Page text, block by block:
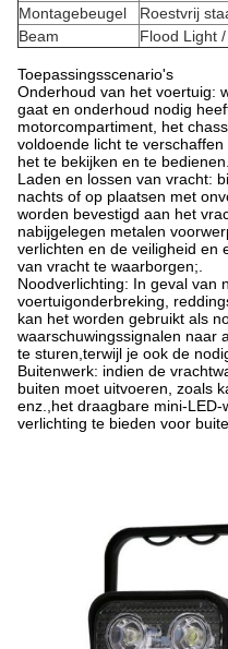
Montagebeugel
Roestvrij
Beam
Flood Light
Toepassingsscenario's
Onderhoud van het voertuig:
gaat en onderhoud nodig
motorcompartiment, het
voldoende licht te
het te bekijken en te bedienen.
Laden en lossen van vracht:
nachts of op plaatsen met
worden bevestigd aan het
nabijgelegen metalen
verlichten en de veiligheid en
van vracht te waarborgen;.
Noodverlichting: In geval van
voertuigonderbreking,
kan het worden gebruikt als
waarschuwingssignalen naar
te sturen,terwijl je ook de
Buitenwerk: indien de
buiten moet uitvoeren, zoals
enz.,het draagbare mini-
verlichting te bieden voor